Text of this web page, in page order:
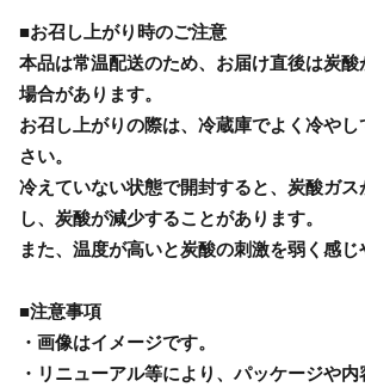
■お召し上がり時のご注意
本品は常温配送のため、お届け直後は炭酸
場合があります。
お召し上がりの際は、冷蔵庫でよく冷や
さい。
冷えていない状態で開封すると、炭酸ガス
し、炭酸が減少することがあります。
また、温度が高いと炭酸の刺激を弱く感じ
■注意事項
・画像はイメージです。
・リニューアル等により、パッケージや